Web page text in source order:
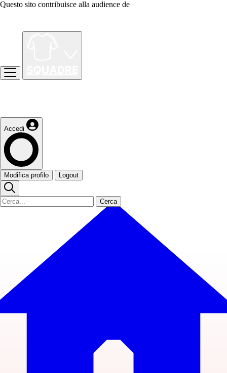
Questo sito contribuisce alla audience de
Accedi
Modifica profilo Logout
Cerca